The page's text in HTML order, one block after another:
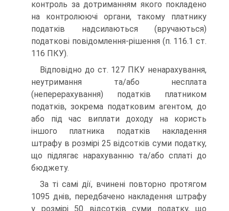
контроль за дотриманням якого покладено
на контролюючі органи, такому платнику
податків надсилаються (вручаються)
податкові повідомлення-рішення (п. 116.1 ст.
116 ПКУ).
Відповідно до ст. 127 ПКУ ненарахування,
неутримання та/або несплата
(неперерахування) податків платником
податків, зокрема податковим агентом, до
або під час виплати доходу на користь
іншого платника податків накладення
штрафу в розмірі 25 відсотків суми податку,
що підлягає нарахуванню та/або сплаті до
бюджету.
За ті самі дії, вчинені повторно протягом
1095 днів, передбачено накладення штрафу
у розмірі 50 відсотків суми податку, що